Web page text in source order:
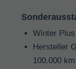
Winter
Hersteller
100.000 km